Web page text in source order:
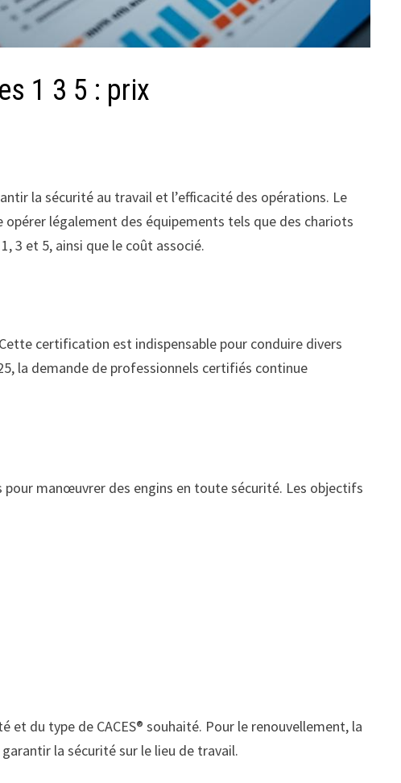
1 3 5 : prix
la sécurité au travail et l’efficacité des opérations. Le
légalement des équipements tels que des chariots
3 et 5, ainsi que le coût associé.
certification est indispensable pour conduire divers
la demande de professionnels certifiés continue
pour manœuvrer des engins en toute sécurité. Les objectifs
du type de CACES® souhaité. Pour le renouvellement, la
la sécurité sur le lieu de travail.